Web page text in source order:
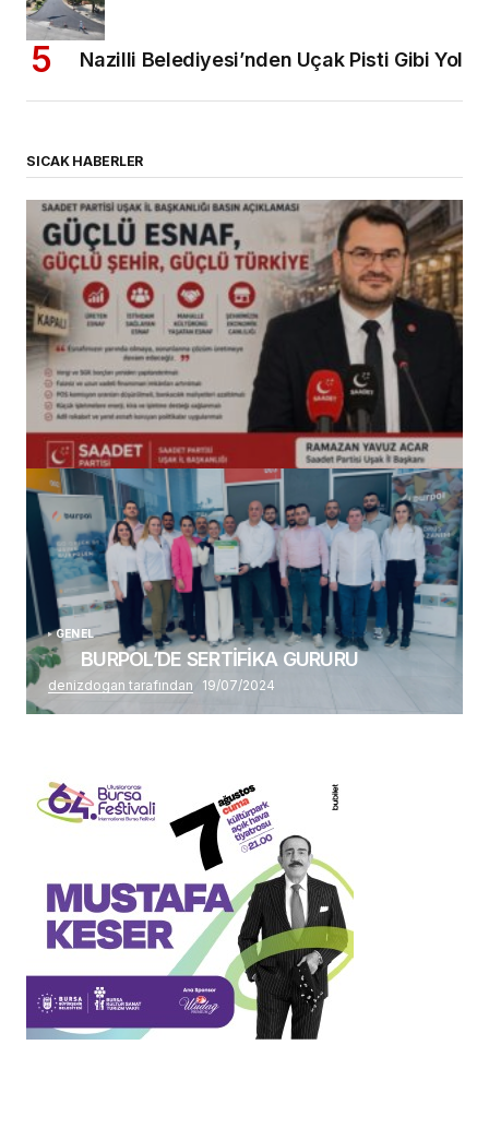
Nazilli Belediyesi’nden Uçak Pisti Gibi Yol
SICAK HABERLER
(başlıksız)
Alaattin Karahan tarafından 14/07/2026
GENEL
BURPOL’DE SERTİFİKA GURURU
denizdogan tarafından 19/07/2024